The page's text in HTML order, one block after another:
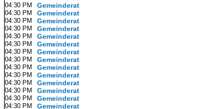
04:30 PM Gemeinderat
04:30 PM Gemeinderat
04:30 PM Gemeinderat
04:30 PM Gemeinderat
04:30 PM Gemeinderat
04:30 PM Gemeinderat
04:30 PM Gemeinderat
04:30 PM Gemeinderat
04:30 PM Gemeinderat
04:30 PM Gemeinderat
04:30 PM Gemeinderat
04:30 PM Gemeinderat
04:30 PM Gemeinderat
04:30 PM Gemeinderat